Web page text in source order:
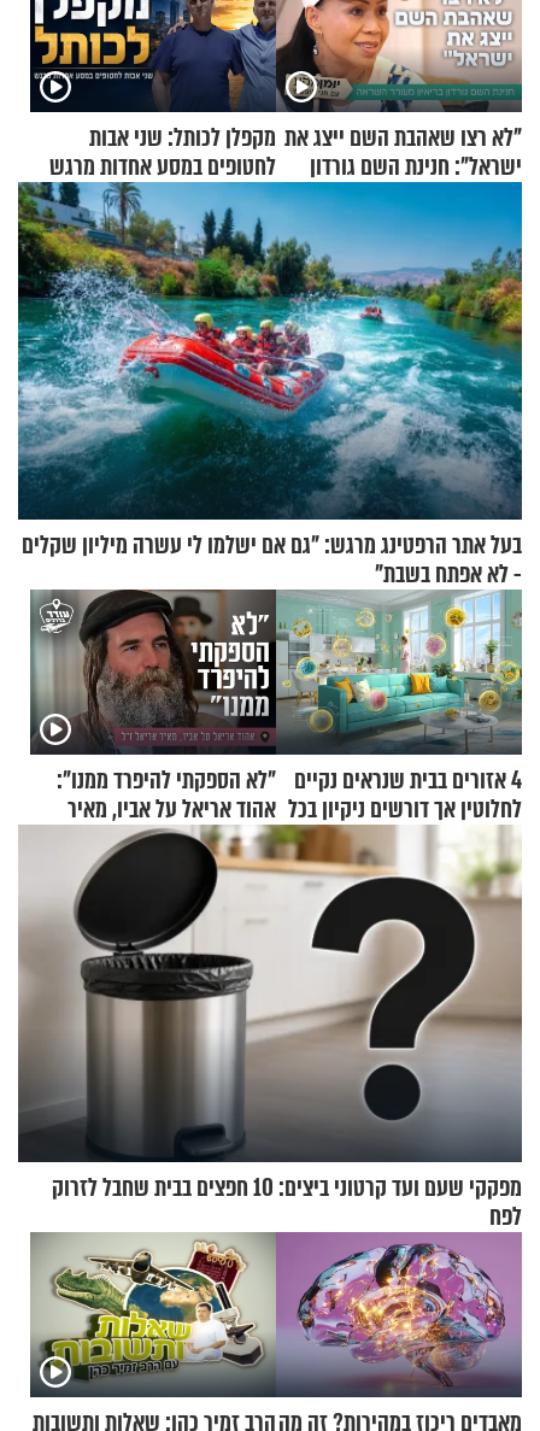
"לא רצו שאהבת השם ייצג את
ישראל": חנינת השם גורדון
בריאיון מעורר השראה
מקפלן לכותל: שני אבות
לחטופים במסע אחדות מרגש
בעל אתר הרפטינג מרגש: "גם אם ישלמו לי עשרה מיליון שקלים
- לא אפתח בשבת"
4 אזורים בבית שנראים נקיים
לחלוטין אך דורשים ניקיון בכל
סוף שבוע
"לא הספקתי להיפרד ממנו":
אהוד אריאל על אביו, מאיר
אריאל ז"ל
מפקקי שעם ועד קרטוני ביצים: 10 חפצים בבית שחבל לזרוק
לפח
מאבדים ריכוז במהירות? זה מההרב זמיר כהן: שאלות ותשובות